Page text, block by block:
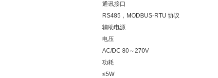
通讯接口
RS485，MODBUS-RTU 协议
辅助电源
电压
AC/DC 80～270V
功耗
≤5W